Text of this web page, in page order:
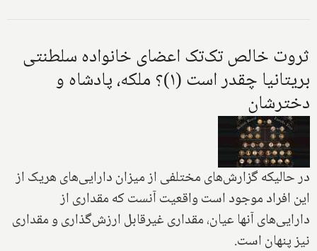
ثروت خالص تک‌تک اعضای خانواده سلطنتی
بریتانیا چقدر است (۱)؟ ملکه، پادشاه و
دخترشان
در حالیکه گزارش‌های مختلفی از میزان دارایی‌های هریک از
این افراد موجود است واقعیت آنست که مقداری از
دارایی‌های آنها عیان، مقداری غیرقابل ارزش‌گذاری و مقداری
نیز پنهان است.